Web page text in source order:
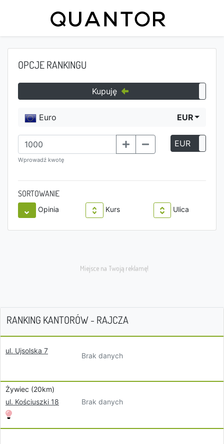
OPCJE RANKINGU
Kupuję
Euro EUR
Wprowadź kwotę
EUR
SORTOWANIE
Opinia Kurs Ulica
RANKING KANTORÓW - RAJCZA
ul. Ujsolska 7
Brak danych
Żywiec (20km)
ul. Kościuszki 18
Brak danych